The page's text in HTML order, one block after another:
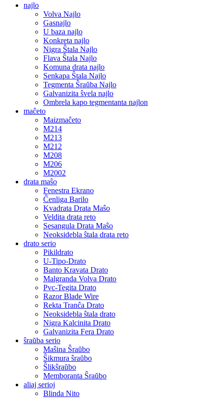
najlo
Volva Najlo
Gasnajlo
U baza najlo
Konkreta najlo
Nigra Ŝtala Najlo
Flava Ŝtala Najlo
Komuna drata najlo
Senkapa Ŝtala Najlo
Tegmenta Ŝraŭba Najlo
Galvanizita ŝvela najlo
Ombrela kapo tegmentanta najlon
maĉeto
Maizmaĉeto
M214
M213
M212
M208
M206
M2002
drata maŝo
Fenestra Ekrano
Ĉenliga Barilo
Kvadrata Drata Maŝo
Veldita drata reto
Sesangula Drata Maŝo
Neoksidebla ŝtala drata reto
drato serio
Pikildrato
U-Tipo-Drato
Banto Kravata Drato
Malgranda Volva Drato
Pvc-Tegita Drato
Razor Blade Wire
Rekta Tranĉa Drato
Neoksidebla ŝtala drato
Nigra Kalcinita Drato
Galvanizita Fera Drato
ŝraŭba serio
Maŝina Ŝraŭbo
Ŝikmura ŝraŭbo
Ŝlikŝraŭbo
Memboranta Ŝraŭbo
aliaj serioj
Blinda Nito